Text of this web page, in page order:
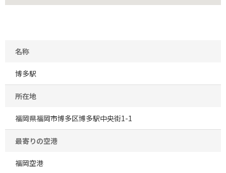
名称
博多駅
所在地
福岡県福岡市博多区博多駅中央街1-1
最寄りの空港
福岡空港